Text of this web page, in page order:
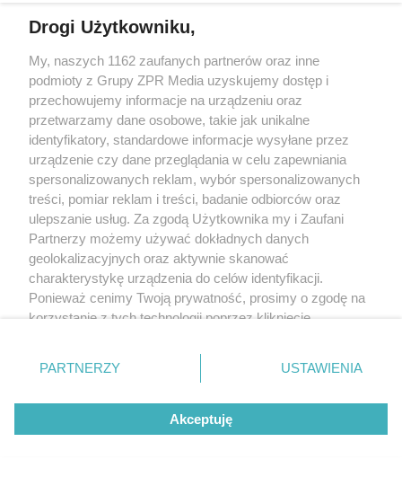
URODA JAK MARZENIE
Alicja Kuś zachwyca internautów.
45-letnia mama mistrzyni wygląda
zjawiskowo
Drogi Użytkowniku,
My, naszych 1162 zaufanych partnerów oraz inne
podmioty z Grupy ZPR Media uzyskujemy dostęp i
przechowujemy informacje na urządzeniu oraz
przetwarzamy dane osobowe, takie jak unikalne
identyfikatory, standardowe informacje wysyłane przez
urządzenie czy dane przeglądania w celu zapewniania
spersonalizowanych reklam, wybór spersonalizowanych
treści, pomiar reklam i treści, badanie odbiorców oraz
ulepszanie usług. Za zgodą Użytkownika my i Zaufani
Partnerzy możemy używać dokładnych danych
geolokalizacyjnych oraz aktywnie skanować
charakterystykę urządzenia do celów identyfikacji.
Ponieważ cenimy Twoją prywatność, prosimy o zgodę na
korzystanie z tych technologii poprzez kliknięcie
zmienić/wycofać klikając przycisk ustawień prywatności
znajdujący się w lewym dolnym rogu strony
rodzaje przetwarzania danych nie wymagają zgody
użytkownika, ale masz prawo sprzeciwić się takiemu
przetwarzaniu. Preferencje będą miały zastosowanie tylko
PARTNERZY USTAWIENIA
Akceptuję